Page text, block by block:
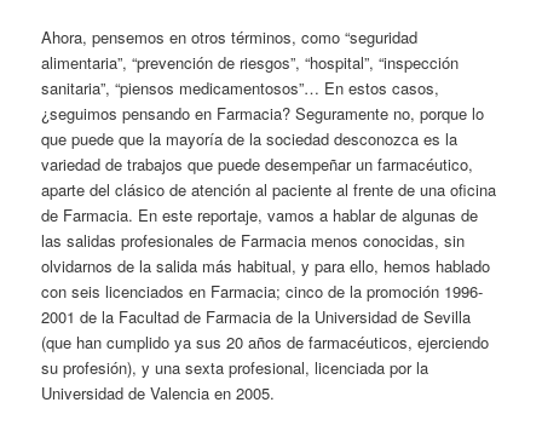
Ahora, pensemos en otros términos, como “seguridad
alimentaria”, “prevención de riesgos”, “hospital”, “inspección
sanitaria”, “piensos medicamentosos”… En estos casos,
¿seguimos pensando en Farmacia? Seguramente no, porque lo
que puede que la mayoría de la sociedad desconozca es la
variedad de trabajos que puede desempeñar un farmacéutico,
aparte del clásico de atención al paciente al frente de una oficina
de Farmacia. En este reportaje, vamos a hablar de algunas de
las salidas profesionales de Farmacia menos conocidas, sin
olvidarnos de la salida más habitual, y para ello, hemos hablado
con seis licenciados en Farmacia; cinco de la promoción 1996-
2001 de la Facultad de Farmacia de la Universidad de Sevilla
(que han cumplido ya sus 20 años de farmacéuticos, ejerciendo
su profesión), y una sexta profesional, licenciada por la
Universidad de Valencia en 2005.